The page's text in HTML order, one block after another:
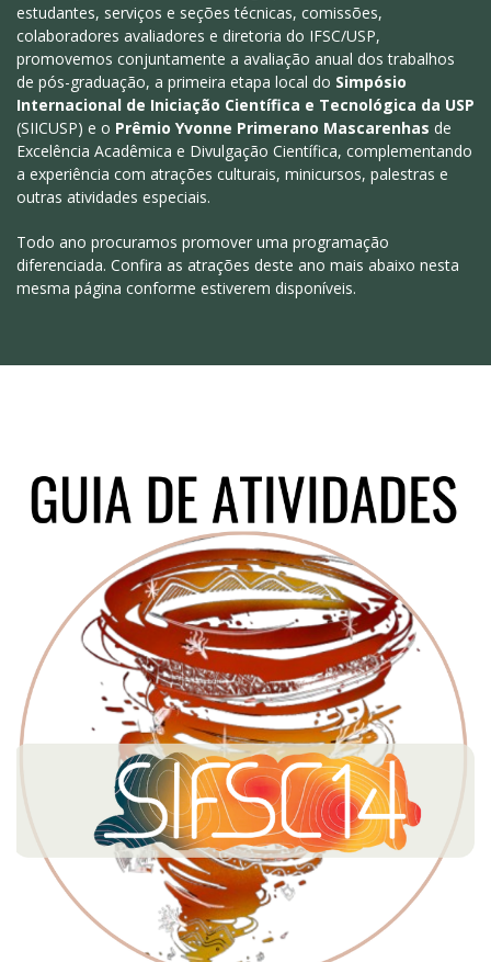
estudantes, serviços e seções técnicas, comissões,
colaboradores avaliadores e diretoria do IFSC/USP,
promovemos conjuntamente a avaliação anual dos trabalhos
de pós-graduação, a primeira etapa local do Simpósio
Internacional de Iniciação Científica e Tecnológica da USP
(SIICUSP) e o Prêmio Yvonne Primerano Mascarenhas de
Excelência Acadêmica e Divulgação Científica, complementando
a experiência com atrações culturais, minicursos, palestras e
outras atividades especiais.
Todo ano procuramos promover uma programação
diferenciada. Confira as atrações deste ano mais abaixo nesta
mesma página conforme estiverem disponíveis.